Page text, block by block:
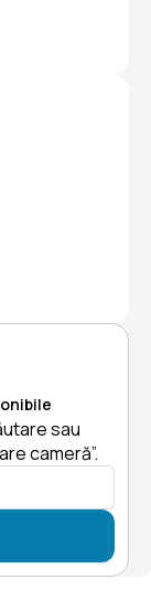
sau
cameră”.